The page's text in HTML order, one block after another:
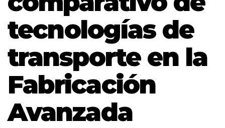
tecnologías de
transporte en la
Fabricación
Avanzada